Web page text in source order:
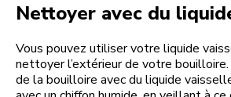
Nettoyer avec du
Vous pouvez utiliser votre liquide
nettoyer l’extérieur de votre bouilloire.
de la bouilloire avec du liquide